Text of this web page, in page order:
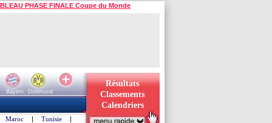
PHASE FINALE Coupe du Monde
Bayern
Dortmund
Résultats
Classements
Calendriers
Maroc | Tunisie |